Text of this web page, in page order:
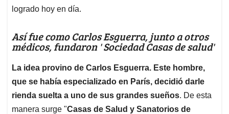
logrado hoy en día.
Así fue como Carlos Esguerra, junto a otros
médicos, fundaron ' Sociedad Casas de salud'
La idea provino de Carlos Esguerra. Este hombre,
que se había especializado en París, decidió darle
rienda suelta a uno de sus grandes sueños. De esta
manera surge "Casas de Salud y Sanatorios de